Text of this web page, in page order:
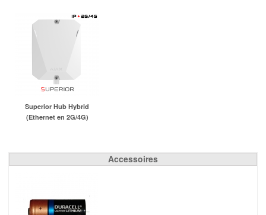
Superior Hub Hybrid
(Ethernet en 2G/4G)
Accessoires